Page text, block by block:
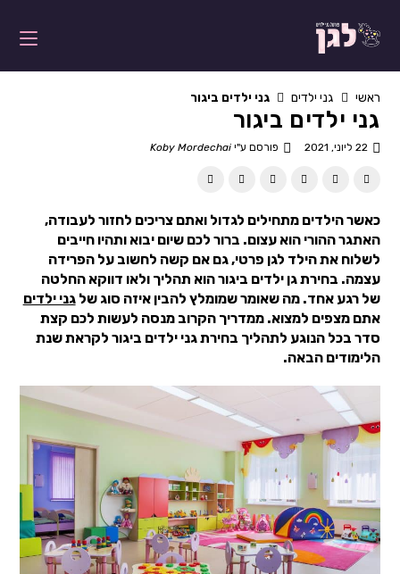
ראשי גני ילדים גני ילדים ביגור
גני ילדים ביגור
22 ליוני, 2021 פורסם ע"יKoby Mordechai
כאשר הילדים מתחילים לגדול ואתם צריכים לחזור לעבודה,
האתגר ההורי הוא עצום. ברור לכם שיום יבוא ותהיו חייבים
לשלוח את הילד לגן פרטי, גם אם קשה לחשוב על הפרידה
עצמה. בחירת גן ילדים ביגור הוא תהליך ולאו דווקא החלטה
של רגע אחד. מה שאומר שמומלץ להבין איזה סוג שלגני ילדים
אתם מצפים למצוא. ממדריך הקרוב מנסה לעשות לכם קצת
סדר בכל הנוגע לתהליך בחירת גני ילדים ביגור לקראת שנת
הלימודים הבאה.